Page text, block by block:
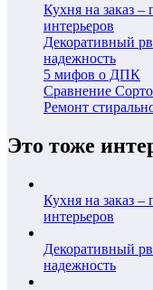
Кухня на заказ –
интерьеров
Декоративный
надежность
5 мифов о ДПК
Сравнение
Ремонт
Это тоже
Кухня на заказ –
интерьеров
Декоративный
надежность